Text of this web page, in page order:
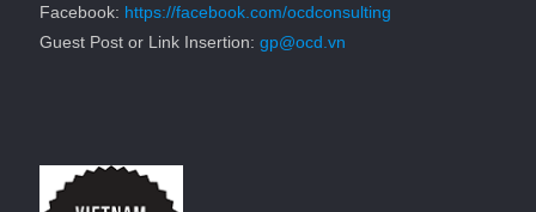
Facebook: https://facebook.com/ocdconsulting
Guest Post or Link Insertion: gp@ocd.vn